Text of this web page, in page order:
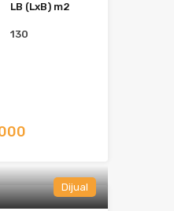
LB (LxB) m2
130
Dijual